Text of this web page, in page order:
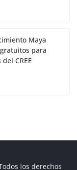
Maya
para
CREE
los derechos